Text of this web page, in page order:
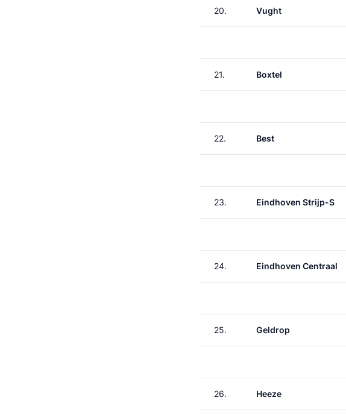
20. Vught
21. Boxtel
22. Best
23. Eindhoven Strijp-S
24. Eindhoven Centraal
25. Geldrop
26. Heeze